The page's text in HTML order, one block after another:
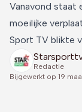
Vanavond staat
moeilijke
Sport TV blikte
Redactie
Bijgewerkt op 19